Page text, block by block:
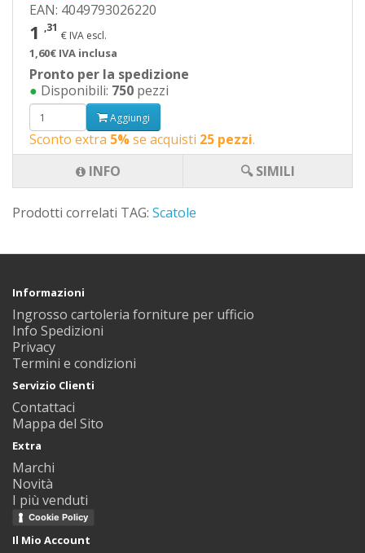
EAN: 4049793026220
1 ,31
€ IVA escl.
1,60€ IVA inclusa
Pronto per la spedizione
● Disponibili: 750 pezzi
Aggiungi
Sconto extra 5%se acquisti 25 pezzi.
INFO
🔍 SIMILI
Prodotti correlati TAG: Scatole
Informazioni
Ingrosso cartoleria forniture per ufficio
Info Spedizioni
Privacy
Termini e condizioni
Servizio Clienti
Contattaci
Mappa del Sito
Extra
Marchi
Novità
I più venduti
Cookie Policy
Il Mio Account